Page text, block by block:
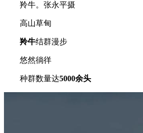
羚牛。张永平摄
高山草甸
羚牛结群漫步
悠然徜徉
种群数量达5000余头